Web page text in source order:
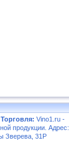
Vino1.ru -
продукции. Адрес:
Зверева, 31Р